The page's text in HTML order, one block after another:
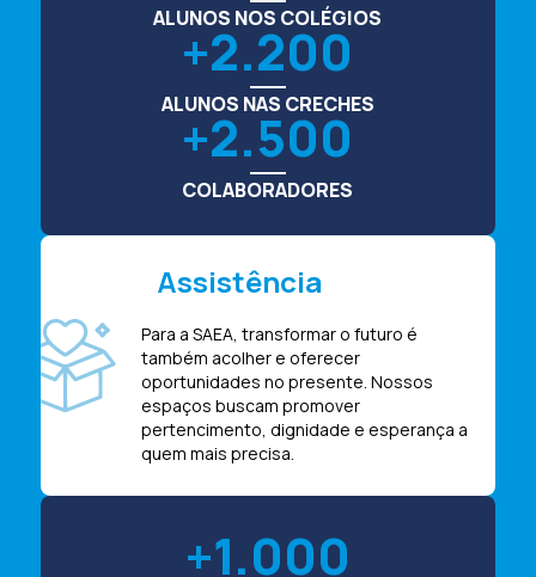
Assistência
Para a SAEA, transformar o futuro é
também acolher e oferecer
oportunidades no presente. Nossos
espaços buscam promover
pertencimento, dignidade e esperança a
quem mais precisa.
ALUNOS NOS COLÉGIOS
2.200
ALUNOS NAS CRECHES
2.500
COLABORADORES
1.000